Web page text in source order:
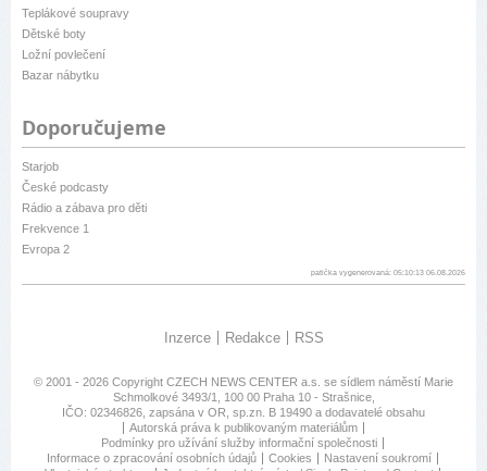
Teplákové soupravy
Dětské boty
Ložní povlečení
Bazar nábytku
Doporučujeme
Starjob
České podcasty
Rádio a zábava pro děti
Frekvence 1
Evropa 2
patička vygenerovaná: 05:10:13 06.08.2026
Inzerce Redakce RSS
© 2001 - 2026 Copyright CZECH NEWS CENTER a.s. se sídlem náměstí Marie
Schmolkové 3493/1, 100 00 Praha 10 - Strašnice,
IČO: 02346826, zapsána v OR, sp.zn. B 19490 a dodavatelé obsahu
Autorská práva k publikovaným materiálům
Podmínky pro užívání služby informační společnosti
Informace o zpracování osobních údajů
Cookies
Nastavení soukromí